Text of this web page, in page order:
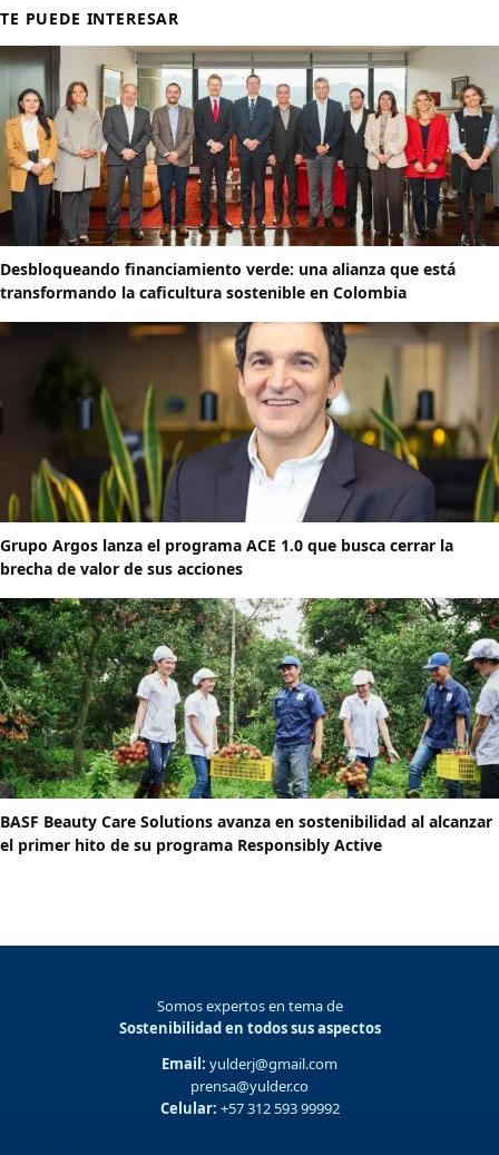
TE PUEDE INTERESAR
Desbloqueando financiamiento verde: una alianza que está
transformando la caficultura sostenible en Colombia
Grupo Argos lanza el programa ACE 1.0 que busca cerrar la
brecha de valor de sus acciones
BASF Beauty Care Solutions avanza en sostenibilidad al alcanzar
el primer hito de su programa Responsibly Active
Somos expertos en tema de
Sostenibilidad en todos sus aspectos
Email: yulderj@gmail.com
prensa@yulder.co
Celular: +57 312 593 99992